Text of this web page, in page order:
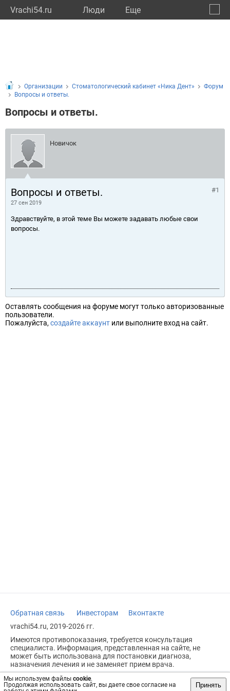
Vrachi54.ru Люди Eще
Мы используем файлы cookie.
Продолжая использовать сайт, вы даете свое согласие на
Принять
Организации Стоматологический кабинет «Ника Дент»
Форум
Вопросы и ответы.
Вопросы и ответы.
Новичок
Вопросы и ответы.
27 сен 2019
#1
Здравствуйте, в этой теме Вы можете задавать любые свои
вопросы.
Оставлять сообщения на форуме могут только авторизованные
пользователи.
Пожалуйста, создайте аккаунт или выполните вход на сайт.
Обратная связь Инвесторам
Вконтакте
vrachi54.ru, 2019-2026 гг.
Имеются противопоказания, требуется консультация
специалиста. Информация, представленная на сайте, не
может быть использована для постановки диагноза,
назначения лечения и не заменяет прием врача.
Возрастное ограничение: 18+